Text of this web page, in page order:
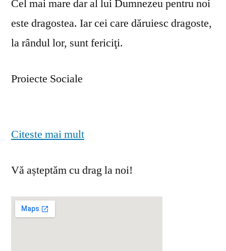
Cel mai mare dar al lui Dumnezeu pentru noi
este dragostea. Iar cei care dăruiesc dragoste,
la rândul lor, sunt fericiţi.
Proiecte Sociale
Citeste mai mult
Vă așteptăm cu drag la noi!